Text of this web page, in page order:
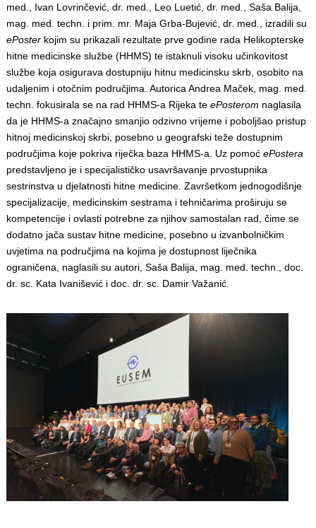
med., Ivan Lovrinčević, dr. med., Leo Luetić, dr. med., Saša Balija,
mag. med. techn. i prim. mr. Maja Grba-Bujević, dr. med., izradili su
ePosterkojim su prikazali rezultate prve godine rada Helikopterske
hitne medicinske službe (HHMS) te istaknuli visoku učinkovitost
službe koja osigurava dostupniju hitnu medicinsku skrb, osobito na
udaljenim i otočnim područjima. Autorica Andrea Maček, mag. med.
techn. fokusirala se na rad HHMS-a Rijeka te ePosterom naglasila
da je HHMS-a značajno smanjio odzivno vrijeme i poboljšao pristup
hitnoj medicinskoj skrbi, posebno u geografski teže dostupnim
područjima koje pokriva riječka baza HHMS-a. Uz pomoć ePostera
predstavljeno je i specijalističko usavršavanje prvostupnika
sestrinstva u djelatnosti hitne medicine. Završetkom jednogodišnje
specijalizacije, medicinskim sestrama i tehničarima proširuju se
kompetencije i ovlasti potrebne za njihov samostalan rad, čime se
dodatno jača sustav hitne medicine, posebno u izvanbolničkim
uvjetima na područjima na kojima je dostupnost liječnika
ograničena, naglasili su autori, Saša Balija, mag. med. techn., doc.
dr. sc. Kata Ivanišević i doc. dr. sc. Damir Važanić.